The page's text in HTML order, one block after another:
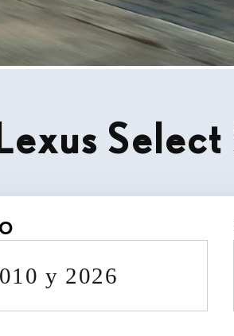
Lexus
2010 y 2026